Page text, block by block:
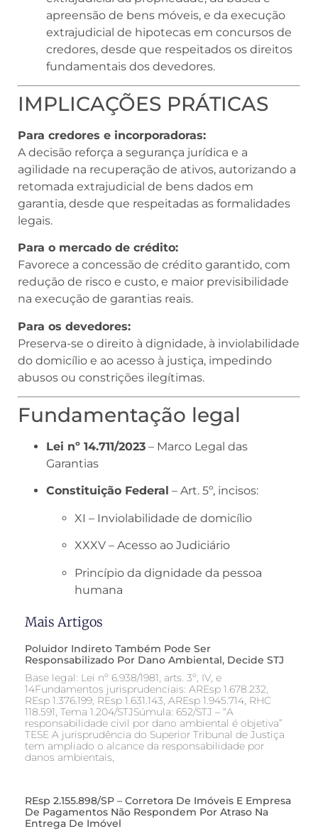
apreensão de bens móveis, e da execução
extrajudicial de hipotecas em concursos de
credores, desde que respeitados os direitos
fundamentais dos devedores.
IMPLICAÇÕES PRÁTICAS
Para credores e incorporadoras:
A decisão reforça a segurança jurídica e a
agilidade na recuperação de ativos, autorizando a
retomada extrajudicial de bens dados em
garantia, desde que respeitadas as formalidades
legais.
Para o mercado de crédito:
Favorece a concessão de crédito garantido, com
redução de risco e custo, e maior previsibilidade
na execução de garantias reais.
Para os devedores:
Preserva-se o direito à dignidade, à inviolabilidade
do domicílio e ao acesso à justiça, impedindo
abusos ou constrições ilegítimas.
Fundamentação legal
Lei nº 14.711/2023 – Marco Legal das
Garantias
Constituição Federal – Art. 5º, incisos:
XI – Inviolabilidade de domicílio
XXXV – Acesso ao Judiciário
Princípio da dignidade da pessoa
humana
Mais Artigos
Poluidor Indireto Também Pode Ser
Responsabilizado Por Dano Ambiental, Decide STJ
Base legal: Lei nº 6.938/1981, arts. 3º, IV, e
14Fundamentos jurisprudenciais: AREsp 1.678.232,
REsp 1.376.199, REsp 1.631.143, AREsp 1.945.714, RHC
118.591, Tema 1.204/STJSúmula: 652/STJ – “A
responsabilidade civil por dano ambiental é objetiva”
TESE A jurisprudência do Superior Tribunal de Justiça
tem ampliado o alcance da responsabilidade por
danos ambientais,
REsp 2.155.898/SP – Corretora De Imóveis E Empresa
De Pagamentos Não Respondem Por Atraso Na
Entrega De Imóvel